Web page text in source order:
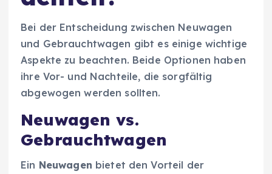
Bei der Entscheidung zwischen Neuwagen
und Gebrauchtwagen gibt es einige wichtige
Aspekte zu beachten. Beide Optionen haben
ihre Vor- und Nachteile, die sorgfältig
abgewogen werden sollten.
Neuwagen vs.
Gebrauchtwagen
Ein Neuwagen bietet den Vorteil der